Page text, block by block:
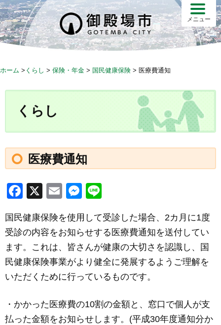
S
k
i
p
メニュー
ホーム > くらし > 保険・年金 > 国民健康保険 > 医療費通知
くらし
医療費通知
F
c
e
b
o
o
k
X
E
ail
M
ss
e
n
g
er
e
国民健康保険を使用して受診した場合、2カ月に1度
受診の内容をお知らせする医療費通知を送付してい
ます。これは、皆さんが健康の大切さを認識し、国
民健康保険事業がより健全に発展するようご理解を
いただくために行っているものです。
・かかった医療費の10割の金額と、窓口で個人が支
払った金額をお知らせします。(平成30年度通知分か